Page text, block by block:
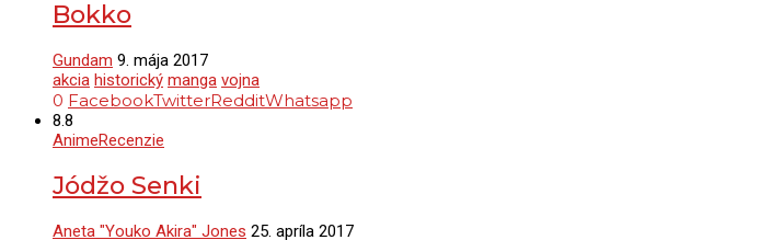
Bokko
Gundam 9. mája 2017
akcia historický manga vojna
0 FacebookTwitterRedditWhatsapp
8.8
AnimeRecenzie
Jódžo Senki
Aneta "Youko Akira" Jones 25. apríla 2017